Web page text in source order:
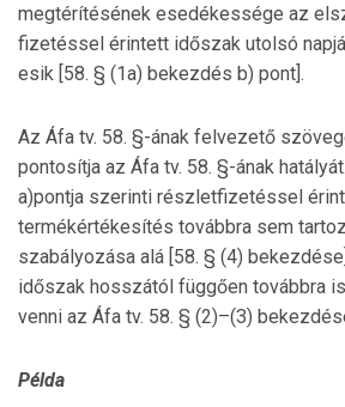
megtérítésének esedékessége az
fizetéssel érintett időszak utolsó
esik [58. § (1a) bekezdés b) pont].
Az Áfa tv. 58. §-ának felvezető
pontosítja az Áfa tv. 58. §-ának
a)pontja szerinti részletfizetéssel
termékértékesítés továbbra sem
szabályozása alá [58. § (4)
időszak hosszától függően továbbra
venni az Áfa tv. 58. § (2)–(3)
Példa